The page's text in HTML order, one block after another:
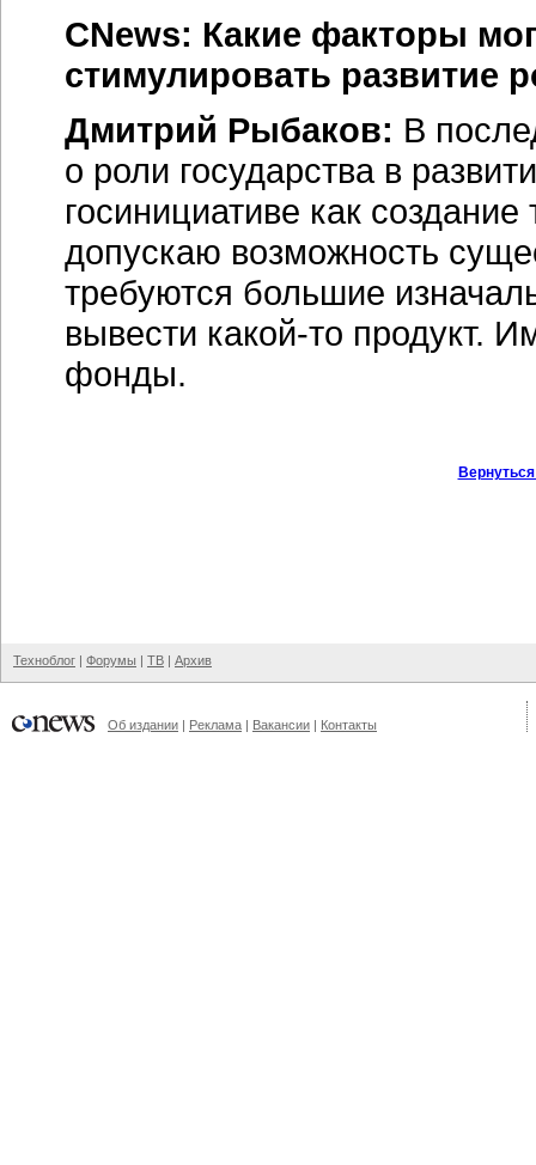
CNews: Какие факторы
стимулировать развитие
Дмитрий Рыбаков: В
о роли государства в
госинициативе как
допускаю возможность
требуются большие
вывести какой-то продукт.
фонды.
Техноблог | Форумы | ТВ | Архив
Об издании | Реклама | Вакансии | Контакты